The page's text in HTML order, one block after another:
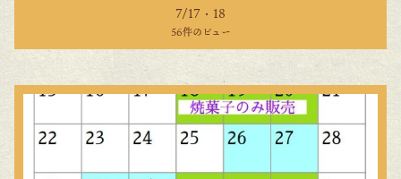
7/17・18
56件のビュー